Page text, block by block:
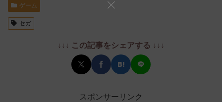
ゲーム
セガ
↓↓↓ この記事をシェアする ↓↓↓
スポンサーリンク